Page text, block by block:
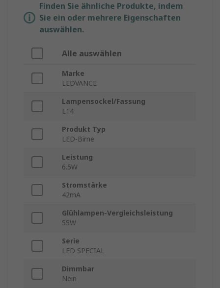
Finden Sie ähnliche Produkte, indem
Sie ein oder mehrere Eigenschaften
auswählen.
Alle auswählen
Marke
LEDVANCE
Lampensockel/Fassung
E14
Produkt Typ
LED-Birne
Leistung
6.5W
Stromstärke
42mA
Glühlampen-Vergleichsleistung
55W
Serie
LED SPECIAL
Dimmbar
Nein